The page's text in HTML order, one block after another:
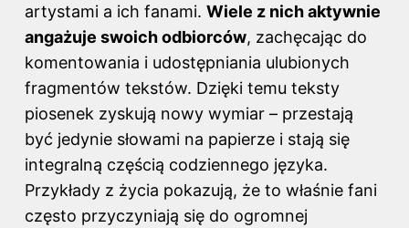
artystami a ich fanami. Wiele z nich aktywnie
angażuje swoich odbiorców, zachęcając do
komentowania i udostępniania ulubionych
fragmentów tekstów. Dzięki temu teksty
piosenek zyskują nowy wymiar – przestają
być jedynie słowami na papierze i stają się
integralną częścią codziennego języka.
Przykłady z życia pokazują, że to właśnie fani
często przyczyniają się do ogromnej